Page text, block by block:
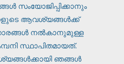
സംയോജിപ്പിക്കാനും
ആവശ്യങ്ങൾക്ക്
നൽകാനുമുള്ള
സ്ഥാപിതമായത്.
ഞങ്ങൾ